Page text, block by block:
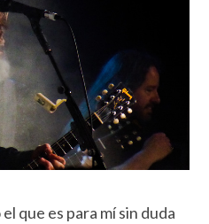
que es para mí sin duda